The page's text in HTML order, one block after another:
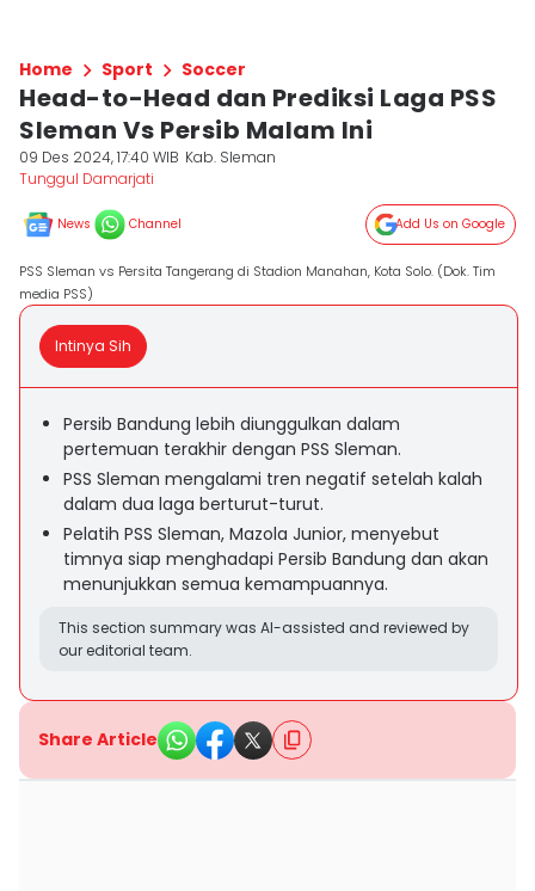
Home Sport Soccer
Head-to-Head dan Prediksi Laga PSS
Sleman Vs Persib Malam Ini
09 Des 2024, 17:40 WIB Kab. Sleman
Tunggul Damarjati
News Channel Add Us on Google
PSS Sleman vs Persita Tangerang di Stadion Manahan, Kota Solo. (Dok. Tim
media PSS)
Intinya Sih
Persib Bandung lebih diunggulkan dalam
pertemuan terakhir dengan PSS Sleman.
PSS Sleman mengalami tren negatif setelah kalah
dalam dua laga berturut-turut.
Pelatih PSS Sleman, Mazola Junior, menyebut
timnya siap menghadapi Persib Bandung dan akan
menunjukkan semua kemampuannya.
This section summary was AI-assisted and reviewed by
our editorial team.
Share Article